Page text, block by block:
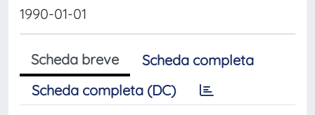
1990-01-01
Scheda breve
Scheda completa
Scheda completa (DC)